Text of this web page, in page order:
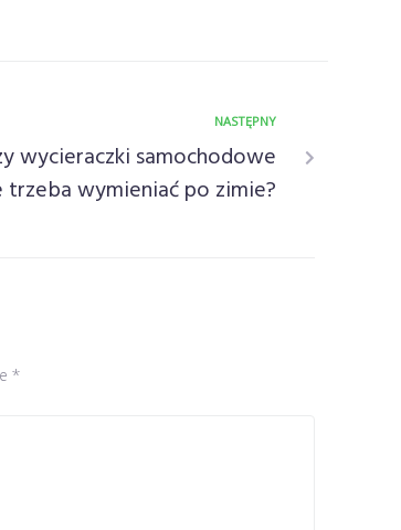
NASTĘPNY
wycieraczki samochodowe
trzeba wymieniać po zimie?
*